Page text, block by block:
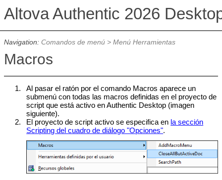
Altova Authentic 2026
Navigation: Comandos de menú> Menú Herramientas
Macros
1.
Al pasar el ratón por el comando Macros aparece un
submenú con todas las macros definidas en el proyecto de
script que está activo enAuthentic Desktop (imagen
siguiente).
2.
El proyecto de script activo se especifica en la sección
Scripting del cuadro de diálogo "Opciones".